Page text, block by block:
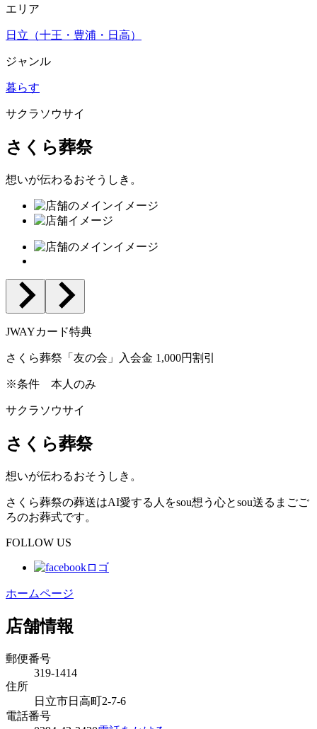
エリア
日立（十王・豊浦・日高）
ジャンル
暮らす
サクラソウサイ
さくら葬祭
想いが伝わるおそうしき。
JWAYカード特典
さくら葬祭「友の会」入会金 1,000円割引
※条件 本人のみ
サクラソウサイ
さくら葬祭
想いが伝わるおそうしき。
さくら葬祭の葬送はAI愛する人をsou想う心とsou送るまごご
ろのお葬式です。
FOLLOW US
ホームページ
店舗情報
郵便番号
319-1414
住所
日立市日高町2-7-6
電話番号